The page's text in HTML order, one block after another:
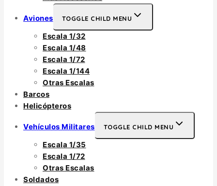
Aviones TOGGLE CHILD MENU
Escala 1/32
Escala 1/48
Escala 1/72
Escala 1/144
Otras Escalas
Barcos
Helicópteros
Vehículos Militares TOGGLE CHILD MENU
Escala 1/35
Escala 1/72
Otras Escalas
Soldados